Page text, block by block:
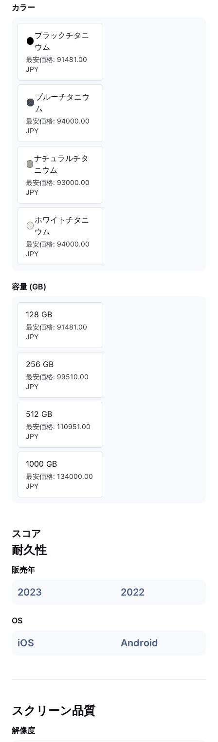
カラー
ブラックチタニ
ウム
最安価格: 91481.00
JPY
ブルーチタニウ
ム
最安価格: 94000.00
JPY
ナチュラルチタ
ニウム
最安価格: 93000.00
JPY
ホワイトチタニ
ウム
最安価格: 94000.00
JPY
容量 (GB)
128 GB
最安価格: 91481.00
JPY
256 GB
最安価格: 99510.00
JPY
512 GB
最安価格: 110951.00
JPY
1000 GB
最安価格: 134000.00
JPY
スコア
耐久性
販売年
2023 2022
OS
iOS Android
スクリーン品質
解像度